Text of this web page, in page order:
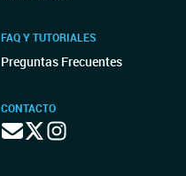
FAQ Y TUTORIALES
Preguntas Frecuentes
CONTACTO